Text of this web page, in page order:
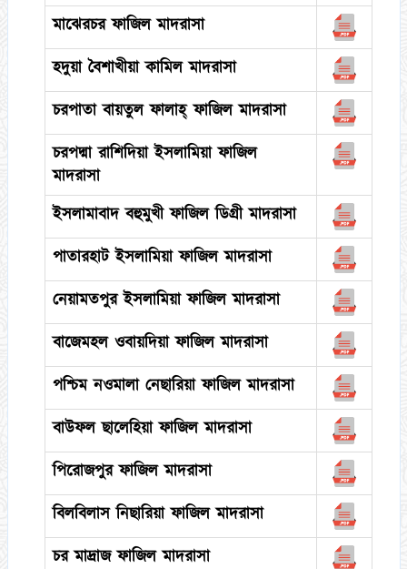
মাঝেরচর ফাজিল মাদরাসা
হদুয়া বৈশাখীয়া কামিল মাদরাসা
চরপাতা বায়তুল ফালাহ্ ফাজিল মাদরাসা
চরপদ্মা রাশিদিয়া ইসলামিয়া ফাজিল
মাদরাসা
ইসলামাবাদ বহুমুখী ফাজিল ডিগ্রী মাদরাসা
পাতারহাট ইসলামিয়া ফাজিল মাদরাসা
নেয়ামতপুর ইসলামিয়া ফাজিল মাদরাসা
বাজেমহল ওবায়দিয়া ফাজিল মাদরাসা
পশ্চিম নওমালা নেছারিয়া ফাজিল মাদরাসা
বাউফল ছালেহিয়া ফাজিল মাদরাসা
পিরোজপুর ফাজিল মাদরাসা
বিলবিলাস নিছারিয়া ফাজিল মাদরাসা
চর মাদ্রাজ ফাজিল মাদরাসা